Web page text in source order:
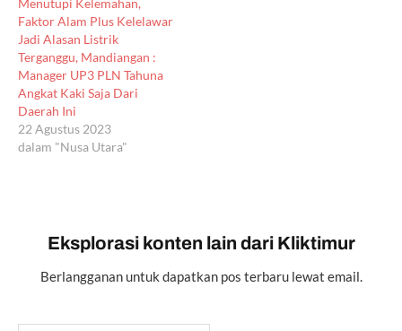
Menutupi Kelemahan,
Faktor Alam Plus Kelelawar
Jadi Alasan Listrik
Terganggu, Mandiangan :
Manager UP3 PLN Tahuna
Angkat Kaki Saja Dari
Daerah Ini
22 Agustus 2023
dalam "Nusa Utara"
Eksplorasi konten lain dari Kliktimur
Berlangganan untuk dapatkan pos terbaru lewat email.
Ketikkan email Anda...